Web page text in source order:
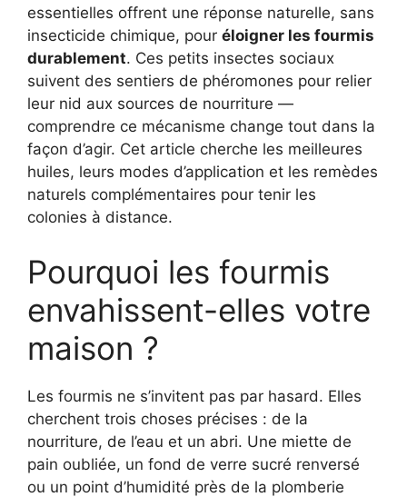
essentielles offrent une réponse naturelle, sans
insecticide chimique, pour éloigner les fourmis
durablement. Ces petits insectes sociaux
suivent des sentiers de phéromones pour relier
leur nid aux sources de nourriture —
comprendre ce mécanisme change tout dans la
façon d’agir. Cet article cherche les meilleures
huiles, leurs modes d’application et les remèdes
naturels complémentaires pour tenir les
colonies à distance.
Pourquoi les fourmis
envahissent-elles votre
maison ?
Les fourmis ne s’invitent pas par hasard. Elles
cherchent trois choses précises : de la
nourriture, de l’eau et un abri. Une miette de
pain oubliée, un fond de verre sucré renversé
ou un point d’humidité près de la plomberie